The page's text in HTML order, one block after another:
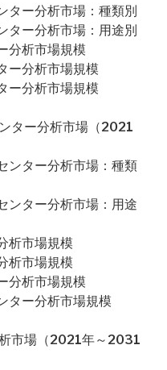
ター分析市場：種類別
ター分析市場：用途別
分析市場規模
ー分析市場規模
ー分析市場規模
ター分析市場（2021
ンター分析市場：種類
ンター分析市場：用途
析市場規模
析市場規模
分析市場規模
ター分析市場規模
市場（2021年～2031